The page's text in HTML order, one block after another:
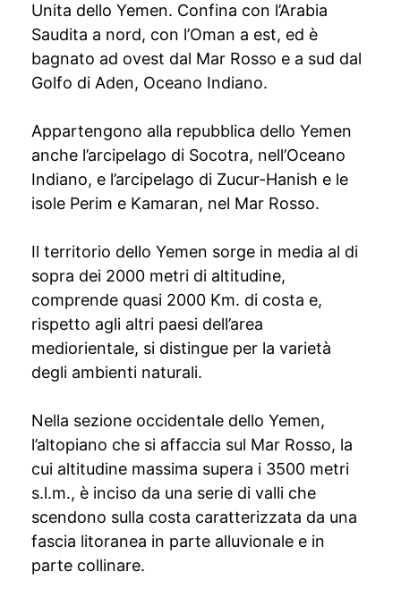
Unita dello Yemen. Confina con l’Arabia
Saudita a nord, con l’Oman a est, ed è
bagnato ad ovest dal Mar Rosso e a sud dal
Golfo di Aden, Oceano Indiano.
Appartengono alla repubblica dello Yemen
anche l’arcipelago di Socotra, nell’Oceano
Indiano, e l’arcipelago di Zucur-Hanish e le
isole Perim e Kamaran, nel Mar Rosso.
Il territorio dello Yemen sorge in media al di
sopra dei 2000 metri di altitudine,
comprende quasi 2000 Km. di costa e,
rispetto agli altri paesi dell’area
mediorientale, si distingue per la varietà
degli ambienti naturali.
Nella sezione occidentale dello Yemen,
l’altopiano che si affaccia sul Mar Rosso, la
cui altitudine massima supera i 3500 metri
s.l.m., è inciso da una serie di valli che
scendono sulla costa caratterizzata da una
fascia litoranea in parte alluvionale e in
parte collinare.